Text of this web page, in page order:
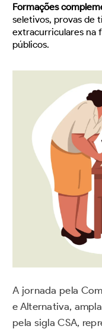
Formações
seletivos, provas de
extracurriculares na
públicos.
A jornada pela
e Alternativa,
pela sigla CSA,